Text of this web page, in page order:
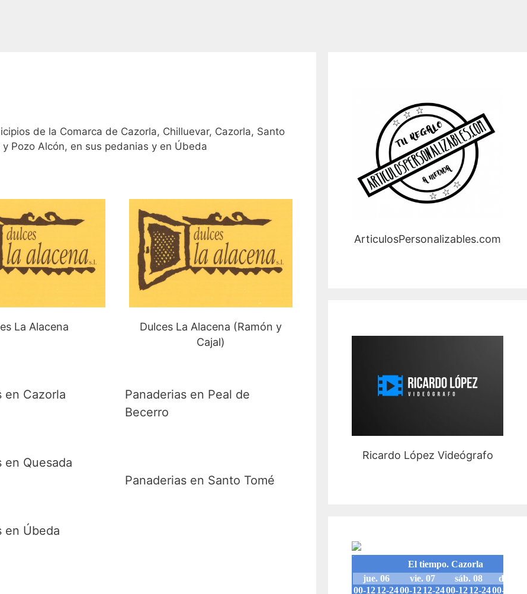
de la Comarca de Cazorla, Chilluevar, Cazorla, Santo
Pozo Alcón, en sus pedanias y en Úbeda
La Alacena
Dulces La Alacena (Ramón y
Cajal)
en Cazorla
en Quesada
en Úbeda
Panaderias en Peal de
Becerro
Panaderias en Santo Tomé
ArticulosPersonalizables.com
Ricardo López Videógrafo